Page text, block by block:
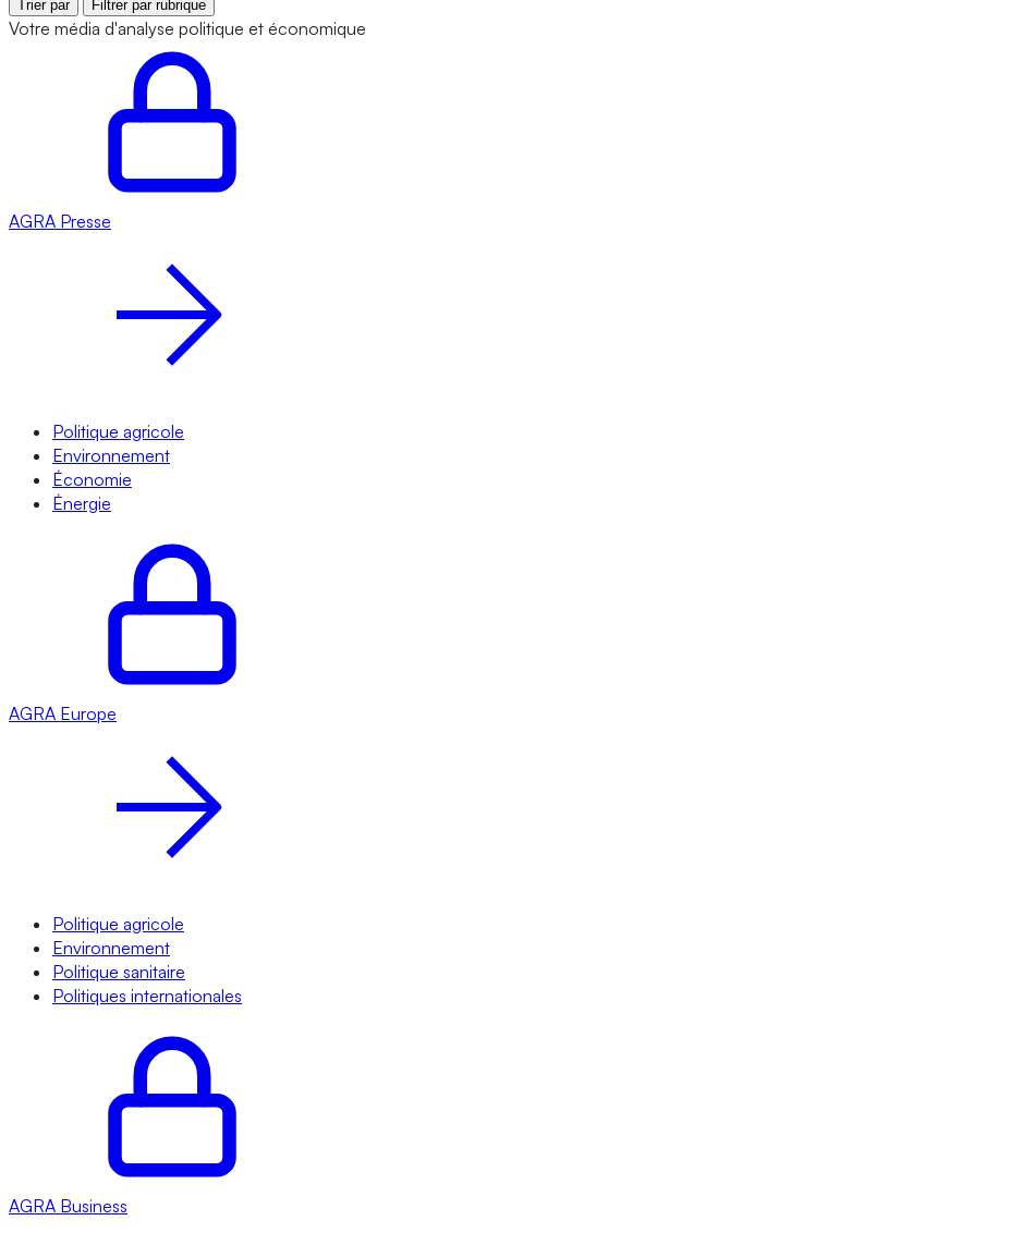
Trier par Filtrer par rubrique
Votre média d'analyse politique et économique
AGRA Presse
Politique agricole
Environnement
Économie
Énergie
AGRA Europe
Politique agricole
Environnement
Politique sanitaire
Politiques internationales
AGRA Business